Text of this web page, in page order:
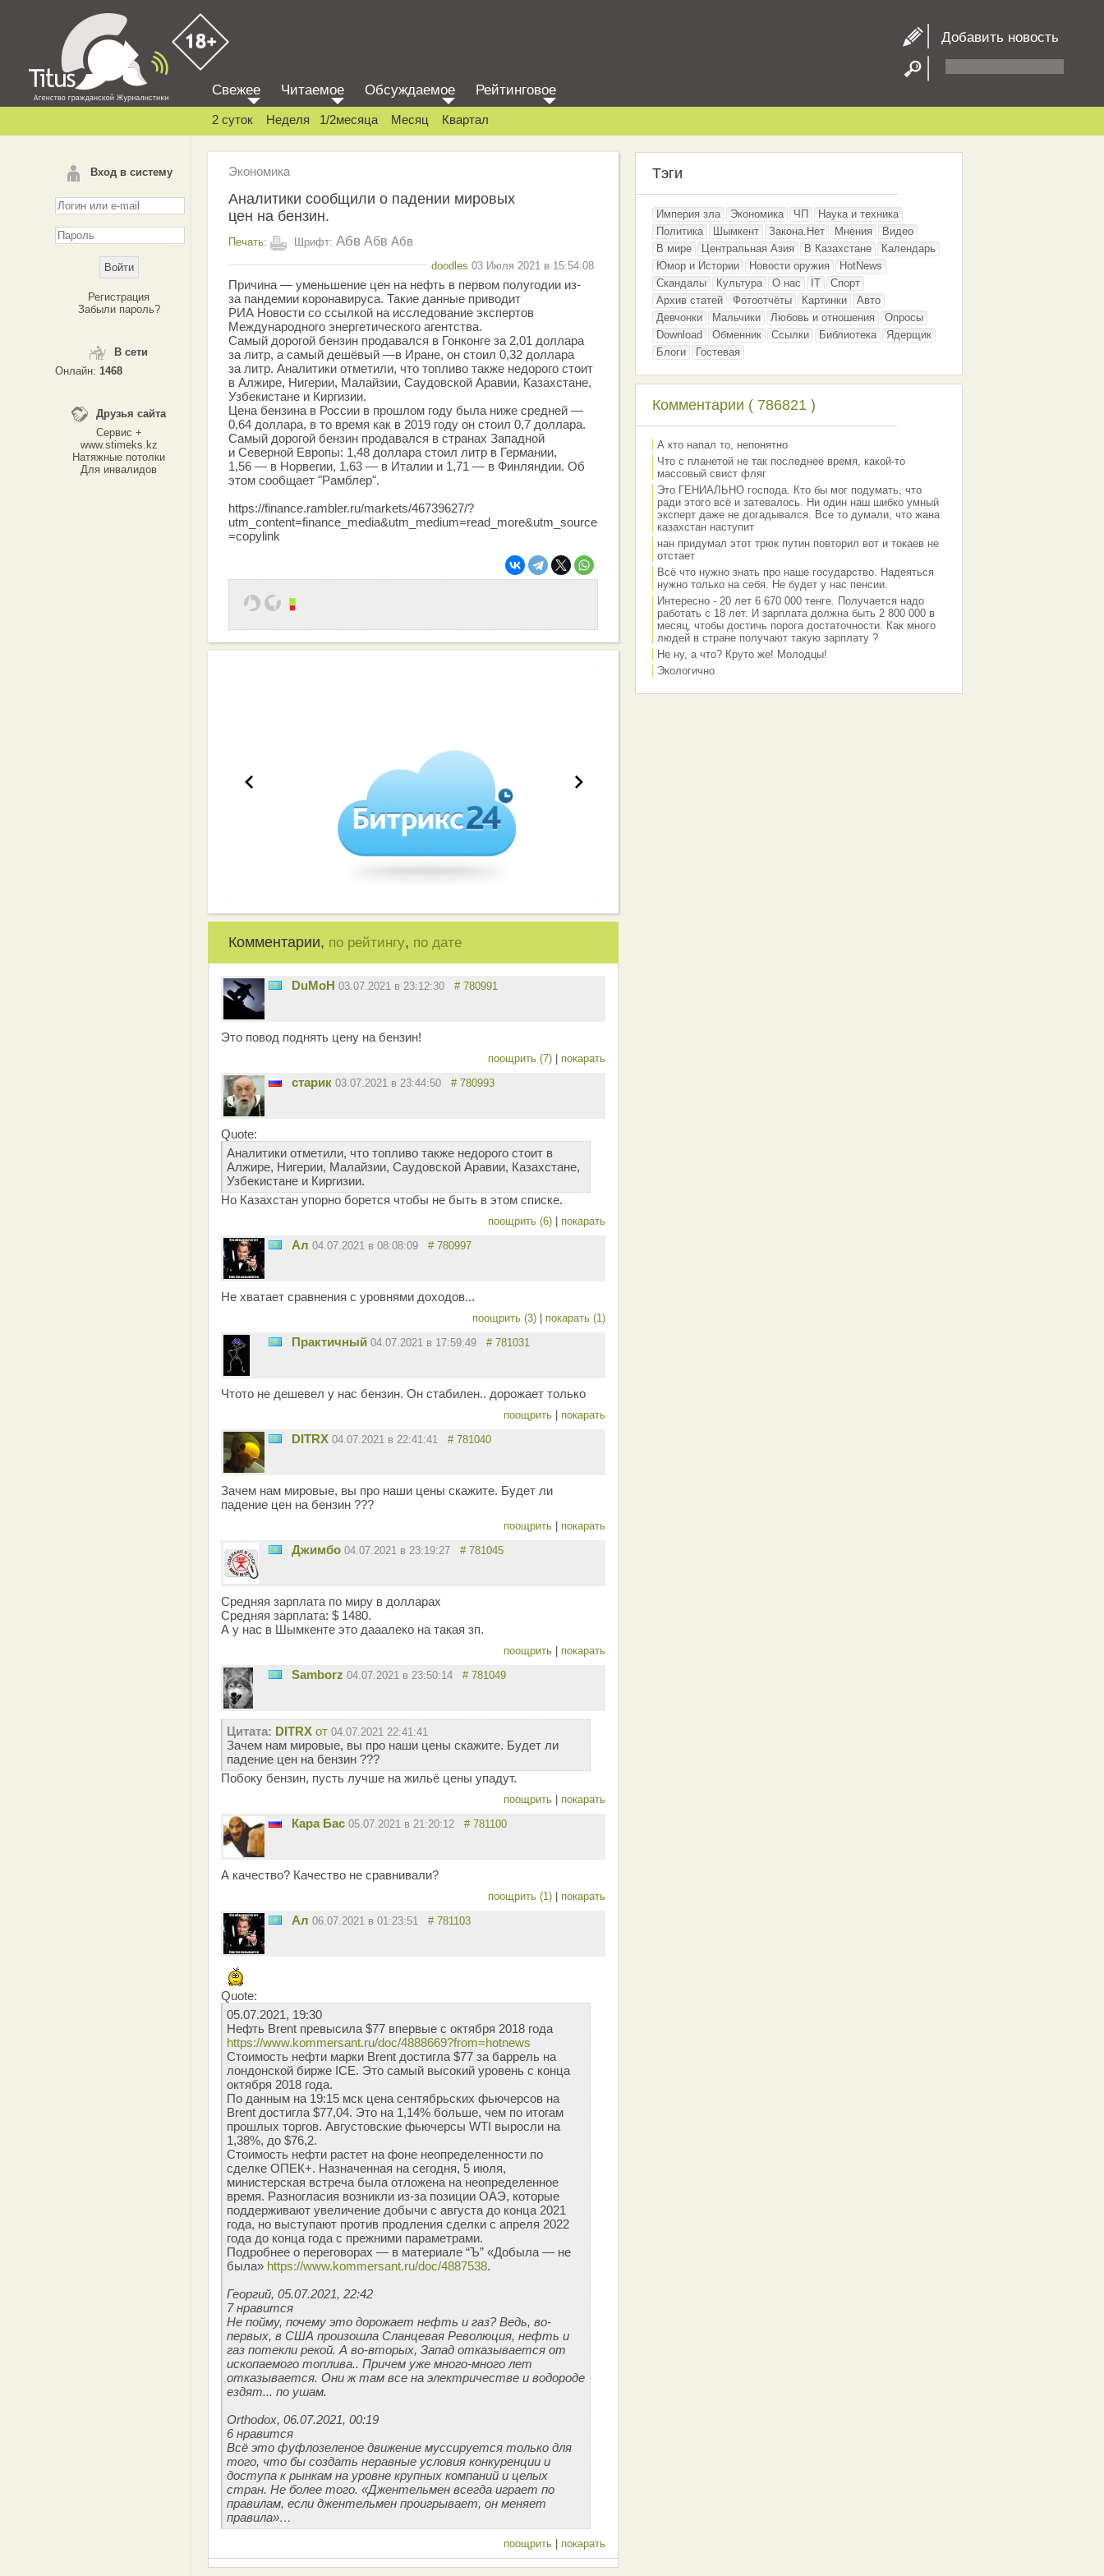
Добавить новость
Вход в систему
Регистрация
Забыли пароль?
В сети
Онлайн: 1468
Друзья сайта
Сервис +
www.stimeks.kz
Натяжные потолки
Для инвалидов
Свежее Читаемое Обсуждаемое Рейтинговое
2 суток Неделя 1/2месяца Месяц Квартал
Экономика
Аналитики сообщили о падении мировых
цен на бензин.
Печать: Шрифт: Абв Абв Абв
doodles 03 Июля 2021 в 15:54:08
Причина — уменьшение цен на нефть в первом полугодии из-
за пандемии коронавируса. Такие данные приводит
РИА Новости со ссылкой на исследование экспертов
Международного энергетического агентства.
Самый дорогой бензин продавался в Гонконге за 2,01 доллара
за литр, а самый дешёвый —в Иране, он стоил 0,32 доллара
за литр. Аналитики отметили, что топливо также недорого стоит
в Алжире, Нигерии, Малайзии, Саудовской Аравии, Казахстане,
Узбекистане и Киргизии.
Цена бензина в России в прошлом году была ниже средней —
0,64 доллара, в то время как в 2019 году он стоил 0,7 доллара.
Самый дорогой бензин продавался в странах Западной
и Северной Европы: 1,48 доллара стоил литр в Германии,
1,56 — в Норвегии, 1,63 — в Италии и 1,71 — в Финляндии. Об
этом сообщает "Рамблер".
https://finance.rambler.ru/markets/46739627/?
utm_content=finance_media&utm_medium=read_more&utm_source
=copylink
Комментарии, по рейтингу, по дате
DuMoH 03.07.2021 в 23:12:30 # 780991
Это повод поднять цену на бензин!
поощрить (7) покарать
старик 03.07.2021 в 23:44:50 # 780993
Quote:
Аналитики отметили, что топливо также недорого стоит в
Алжире, Нигерии, Малайзии, Саудовской Аравии, Казахстане,
Узбекистане и Киргизии.
Но Казахстан упорно борется чтобы не быть в этом списке.
поощрить (6) покарать
Ал 04.07.2021 в 08:08:09 # 780997
Не хватает сравнения с уровнями доходов...
поощрить (3) покарать (1)
Практичный 04.07.2021 в 17:59:49 # 781031
Чтото не дешевел у нас бензин. Он стабилен.. дорожает только
поощрить покарать
DITRX 04.07.2021 в 22:41:41 # 781040
Зачем нам мировые, вы про наши цены скажите. Будет ли
падение цен на бензин ???
поощрить покарать
Джимбо 04.07.2021 в 23:19:27 # 781045
Средняя зарплата по миру в долларах
Средняя зарплата: $ 1480.
А у нас в Шымкенте это дааалеко на такая зп.
поощрить покарать
Samborz 04.07.2021 в 23:50:14 # 781049
Цитата: DITRX от 04.07.2021 22:41:41
Зачем нам мировые, вы про наши цены скажите. Будет ли
падение цен на бензин ???
Побоку бензин, пусть лучше на жильё цены упадут.
поощрить покарать
Кара Бас 05.07.2021 в 21:20:12 # 781100
А качество? Качество не сравнивали?
поощрить (1) покарать
Ал 06.07.2021 в 01:23:51 # 781103
Quote:
05.07.2021, 19:30
Нефть Brent превысила $77 впервые с октября 2018 года
https://www.kommersant.ru/doc/4888669?from=hotnews
Стоимость нефти марки Brent достигла $77 за баррель на
лондонской бирже ICE. Это самый высокий уровень с конца
октября 2018 года.
По данным на 19:15 мск цена сентябрьских фьючерсов на
Brent достигла $77,04. Это на 1,14% больше, чем по итогам
прошлых торгов. Августовские фьючерсы WTI выросли на
1,38%, до $76,2.
Стоимость нефти растет на фоне неопределенности по
сделке ОПЕК+. Назначенная на сегодня, 5 июля,
министерская встреча была отложена на неопределенное
время. Разногласия возникли из-за позиции ОАЭ, которые
поддерживают увеличение добычи с августа до конца 2021
года, но выступают против продления сделки с апреля 2022
года до конца года с прежними параметрами.
Подробнее о переговорах — в материале “Ъ” «Добыла — не
была» https://www.kommersant.ru/doc/4887538.
Георгий, 05.07.2021, 22:42
7 нравится
Не пойму, почему это дорожает нефть и газ? Ведь, во-
первых, в США произошла Сланцевая Революция, нефть и
газ потекли рекой. А во-вторых, Запад отказывается от
ископаемого топлива.. Причем уже много-много лет
отказывается. Они ж там все на электричестве и водороде
ездят... по ушам.
Orthodox, 06.07.2021, 00:19
6 нравится
Всё это фуфлозеленое движение муссируется только для
того, что бы создать неравные условия конкуренции и
доступа к рынкам на уровне крупных компаний и целых
стран. Не более того. «Джентельмен всегда играет по
правилам, если джентельмен проигрывает, он меняет
правила»…
поощрить покарать
Тэги
Империя зла Экономика ЧП
Наука и техника
Политика
Шымкент Закона.Нет Мнения
Видео
В мире
Центральная Азия В Казахстане
Календарь
Юмор и Истории
Новости оружия
HotNews
Скандалы
Культура О нас IT
Спорт
Архив статей
Фотоотчёты Картинки
Авто
Девчонки
Мальчики Любовь и отношения
Опросы
Download
Обменник Ссылки Библиотека
Ядерщик
Блоги
Гостевая
Комментарии ( 786821 )
А кто напал то, непонятно
Что с планетой не так последнее время, какой-то
массовый свист фляг
Это ГЕНИАЛЬНО господа. Кто бы мог подумать, что
ради этого всё и затевалось. Ни один наш шибко умный
эксперт даже не догадывался. Все то думали, что жана
казахстан наступит
нан придумал этот трюк путин повторил вот и токаев не
отстает
Всё что нужно знать про наше государство. Надеяться
нужно только на себя. Не будет у нас пенсии.
Интересно - 20 лет 6 670 000 тенге. Получается надо
работать с 18 лет. И зарплата должна быть 2 800 000 в
месяц, чтобы достичь порога достаточности. Как много
людей в стране получают такую зарплату ?
Не ну, а что? Круто же! Молодцы!
Экологично